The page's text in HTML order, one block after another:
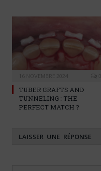
TUBER GRAFTS AND
TUNNELING : THE
PERFECT MATCH ?
LAISSER UNE RÉPONSE